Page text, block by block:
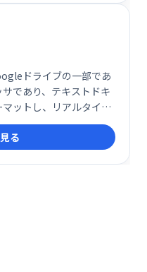
ドライブの一部であ
であり、テキストドキ
ットし、リアルタイム
ることができます。
る